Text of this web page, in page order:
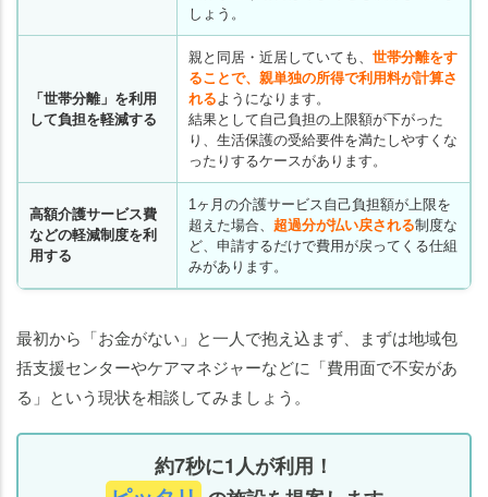
しょう。
「世帯分離」を利用
して負担を軽減する
親と同居・近居していても、 世帯分離をす
ることで、親単独の所得で利用料が計算さ
れる ようになります。
結果として自己負担の上限額が下がった
り、生活保護の受給要件を満たしやすくな
ったりするケースがあります。
高額介護サービス費
などの軽減制度を利
用する
1ヶ月の介護サービス自己負担額が上限を
超えた場合、 超過分が払い戻される制度な
ど、申請するだけで費用が戻ってくる仕組
みがあります。
最初から「お金がない」と一人で抱え込まず、まずは地域包
括支援センターやケアマネジャーなどに「費用面で不安があ
る」という現状を相談してみましょう。
約7秒に1人が利用！